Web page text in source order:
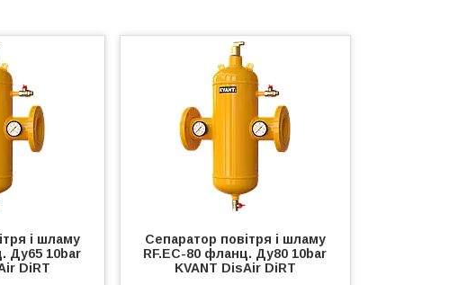
і шламу
Ду65 10bar
DiRT
Сепаратор повітря і шламу
RF.EC-80 фланц. Ду80 10bar
KVANT DisAir DiRT